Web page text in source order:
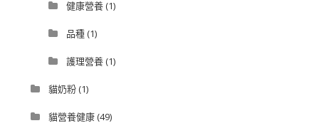
健康營養(1)
品種(1)
護理營養(1)
貓奶粉(1)
貓營養健康(49)